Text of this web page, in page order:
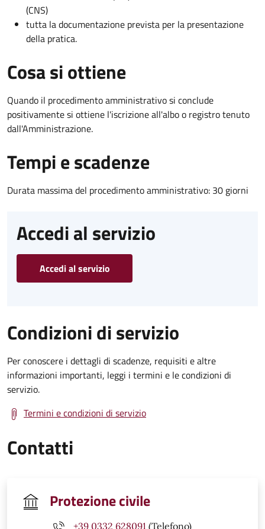
(CNS)
tutta la documentazione prevista per la presentazione
della pratica.
Cosa si ottiene
Quando il procedimento amministrativo si conclude
positivamente si ottiene l'iscrizione all'albo o registro tenuto
dall'Amministrazione.
Tempi e scadenze
Durata massima del procedimento amministrativo: 30 giorni
Accedi al servizio
Accedi al servizio
Condizioni di servizio
Per conoscere i dettagli di scadenze, requisiti e altre
informazioni importanti, leggi i termini e le condizioni di
servizio.
Termini e condizioni di servizio
Contatti
Protezione civile
+39 0332 628091 (Telefono)